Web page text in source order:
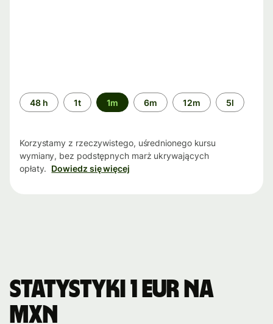
Przedział
czasu
48 h 1t 1m 6m 12m 5l
Korzystamy z rzeczywistego, uśrednionego kursu
wymiany, bez podstępnych marż ukrywających
opłaty. Dowiedz się więcej
Statystyki 1 EUR na
MXN